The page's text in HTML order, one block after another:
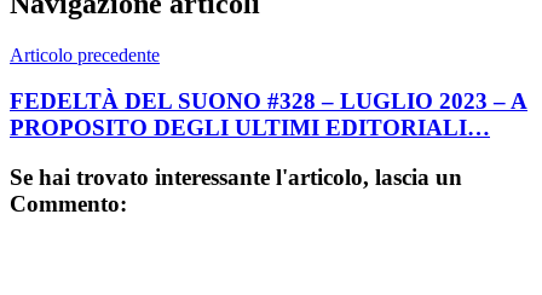
Articolo precedente
FEDELTÀ DEL SUONO #328 – LUGLIO 2023 – A
PROPOSITO DEGLI ULTIMI EDITORIALI…
Se hai trovato interessante l'articolo, lascia un
Commento: